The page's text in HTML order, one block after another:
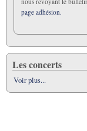
page adhésion.
Les concerts
Voir plus...